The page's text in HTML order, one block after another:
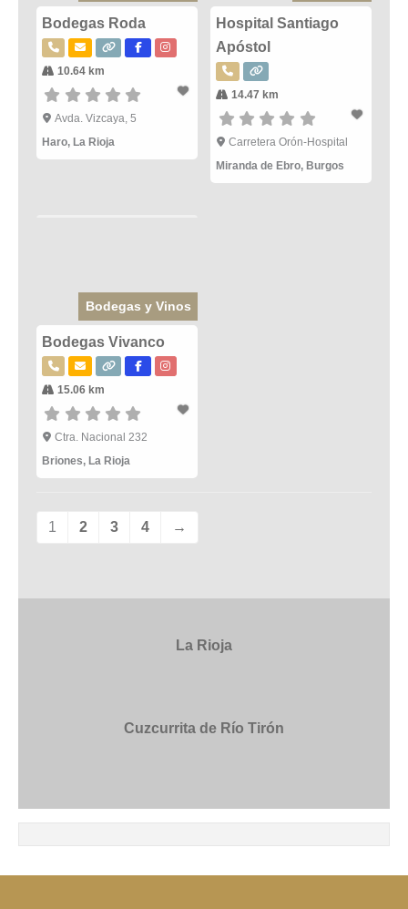
Bodegas Roda
10.64 km
Avda. Vizcaya, 5
Haro, La Rioja
Hospital Santiago
Apóstol
14.47 km
Carretera Orón-Hospital
Miranda de Ebro, Burgos
Bodegas y Vinos
Bodegas Vivanco
15.06 km
Ctra. Nacional 232
Briones, La Rioja
1 2 3 4 →
La Rioja
Cuzcurrita de Río Tirón